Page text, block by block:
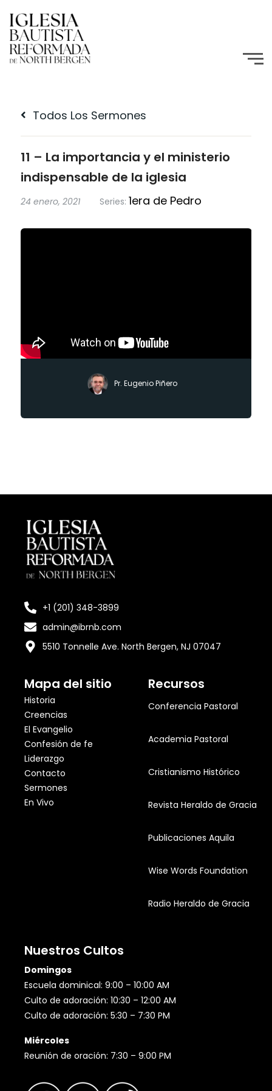
Todos Los Sermones
11 – La importancia y el ministerio
indispensable de la iglesia
24 enero, 2021 Series: 1era de Pedro
Pr. Eugenio Piñero
+1 (201) 348-3899
admin@ibrnb.com
5510 Tonnelle Ave. North Bergen, NJ 07047
Mapa del sitio
Historia
Creencias
El Evangelio
Confesión de fe
Liderazgo
Contacto
Sermones
En Vivo
Recursos
Conferencia Pastoral
Academia Pastoral
Cristianismo Histórico
Revista Heraldo de Gracia
Publicaciones Aquila
Wise Words Foundation
Radio Heraldo de Gracia
Nuestros Cultos
Domingos
Escuela dominical: 9:00 – 10:00 AM
Culto de adoración: 10:30 – 12:00 AM
Culto de adoración: 5:30 – 7:30 PM
Miércoles
Reunión de oración: 7:30 – 9:00 PM